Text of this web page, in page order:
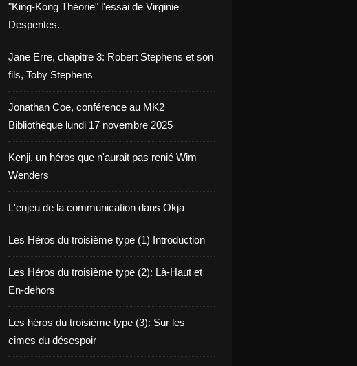
"King-Kong Théorie" l'essai de Virginie
Despentes.
Jane Erre, chapitre 3: Robert Stephens et son
fils, Toby Stephens
Jonathan Coe, conférence au MK2
Bibliothèque lundi 17 novembre 2025
Kenji, un héros que n'aurait pas renié Wim
Wenders
L'enjeu de la communication dans Okja
Les Héros du troisième type (1) Introduction
Les Héros du troisième type (2): Là-Haut et
En-dehors
Les héros du troisième type (3): Sur les
cimes du désespoir